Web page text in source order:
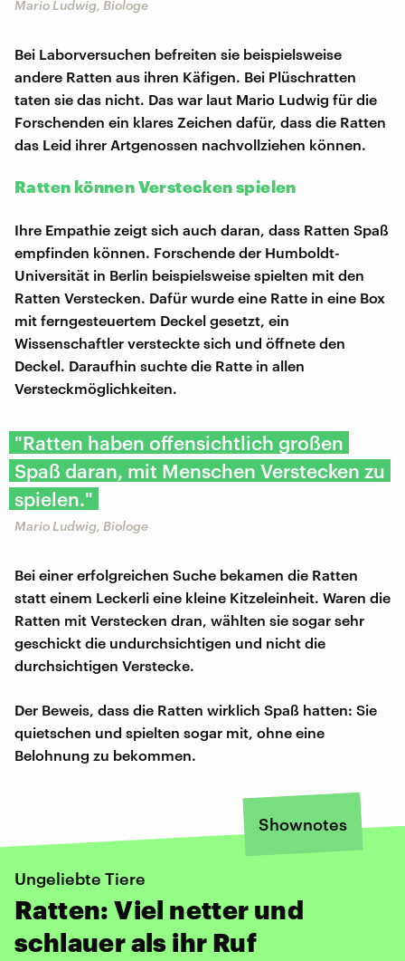
Mario Ludwig, Biologe
Bei Laborversuchen befreiten sie beispielsweise
andere Ratten aus ihren Käfigen. Bei Plüschratten
taten sie das nicht. Das war laut Mario Ludwig für die
Forschenden ein klares Zeichen dafür, dass die Ratten
das Leid ihrer Artgenossen nachvollziehen können.
Ratten können Verstecken spielen
Ihre Empathie zeigt sich auch daran, dass Ratten Spaß
empfinden können. Forschende der Humboldt-
Universität in Berlin beispielsweise spielten mit den
Ratten Verstecken. Dafür wurde eine Ratte in eine Box
mit ferngesteuertem Deckel gesetzt, ein
Wissenschaftler versteckte sich und öffnete den
Deckel. Daraufhin suchte die Ratte in allen
Versteckmöglichkeiten.
"Ratten haben offensichtlich großen
Spaß daran, mit Menschen Verstecken zu
spielen."
Mario Ludwig, Biologe
Bei einer erfolgreichen Suche bekamen die Ratten
statt einem Leckerli eine kleine Kitzeleinheit. Waren die
Ratten mit Verstecken dran, wählten sie sogar sehr
geschickt die undurchsichtigen und nicht die
durchsichtigen Verstecke.
Der Beweis, dass die Ratten wirklich Spaß hatten: Sie
quietschen und spielten sogar mit, ohne eine
Belohnung zu bekommen.
Shownotes
Ungeliebte Tiere
Ratten: Viel netter und
schlauer als ihr Ruf